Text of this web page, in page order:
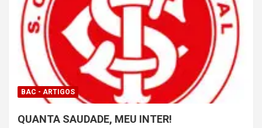
BAC - ARTIGOS
QUANTA SAUDADE, MEU INTER!